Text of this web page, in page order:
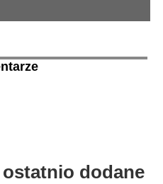
ostatnio dodane